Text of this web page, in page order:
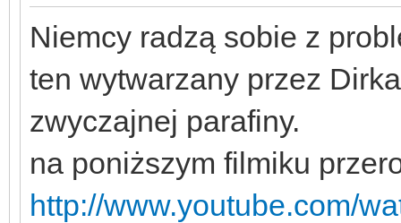
Niemcy radzą sobie z
ten wytwarzany przez
zwyczajnej parafiny.
na poniższym filmiku
http://www.youtube.com/